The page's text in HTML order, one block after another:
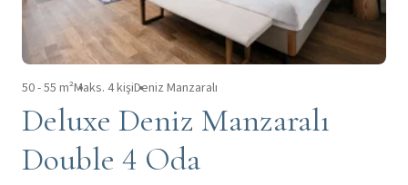
50 - 55 m²Maks. 4 kişiDeniz Manzaralı
Deluxe Deniz Manzaralı
Double 4 Oda